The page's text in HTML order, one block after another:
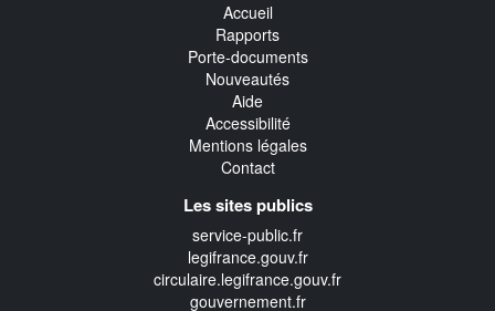
Accueil
Rapports
Porte-documents
Nouveautés
Aide
Accessibilité
Mentions légales
Contact
Les sites publics
service-public.fr
legifrance.gouv.fr
circulaire.legifrance.gouv.fr
gouvernement.fr